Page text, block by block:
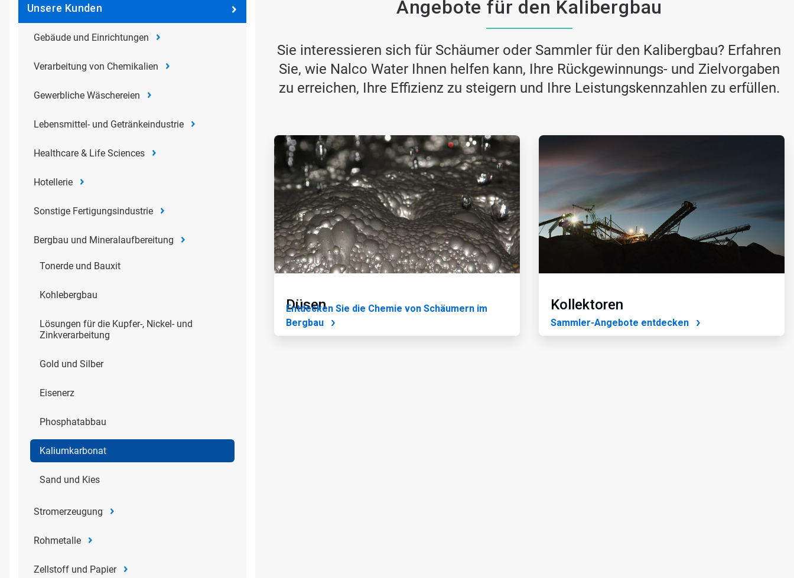
Unsere Kunden
Gebäude und Einrichtungen
Verarbeitung von Chemikalien
Gewerbliche Wäschereien
Lebensmittel- und Getränkeindustrie
Healthcare & Life Sciences
Hotellerie
Sonstige Fertigungsindustrie
Bergbau und Mineralaufbereitung
Tonerde und Bauxit
Kohlebergbau
Lösungen für die Kupfer-, Nickel- und
Zinkverarbeitung
Gold und Silber
Eisenerz
Phosphatabbau
Kaliumkarbonat
Sand und Kies
Stromerzeugung
Rohmetalle
Zellstoff und Papier
Angebote für den Kalibergbau
Sie interessieren sich für Schäumer oder Sammler für den Kalibergbau? Erfahren
Sie, wie Nalco Water Ihnen helfen kann, Ihre Rückgewinnungs- und Zielvorgaben
zu erreichen, Ihre Effizienz zu steigern und Ihre Leistungskennzahlen zu erfüllen.
ArticleTile
1
von
Düsen
Entdecken Sie die Chemie von Schäumern im
Bergbau
ArticleTile
von
Kollektoren
Sammler-Angebote entdecken